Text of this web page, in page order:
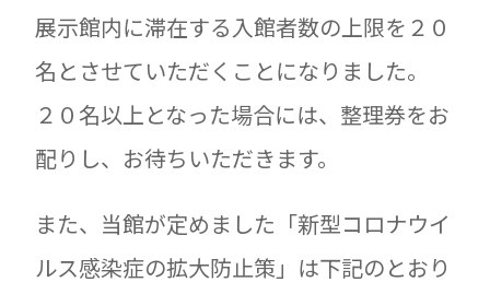
展示館内に滞在する入館者数の上限を２０
名とさせていただくことになりました。
２０名以上となった場合には、整理券をお
配りし、お待ちいただきます。
また、当館が定めました「新型コロナウイ
ルス感染症の拡大防止策」は下記のとおり